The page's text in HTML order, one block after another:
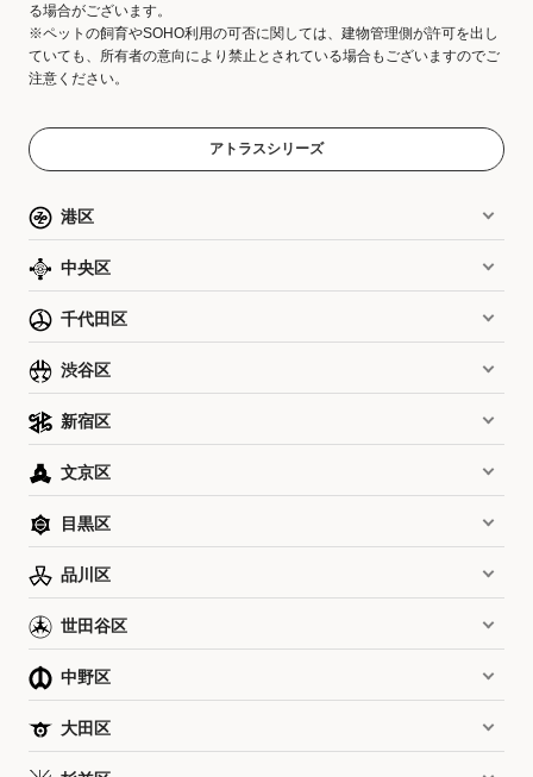
る場合がございます。
※ペットの飼育やSOHO利用の可否に関しては、建物管理側が許可を出し
ていても、所有者の意向により禁止とされている場合もございますのでご
注意ください。
アトラスシリーズ
港区
中央区
千代田区
渋谷区
新宿区
文京区
目黒区
品川区
世田谷区
中野区
大田区